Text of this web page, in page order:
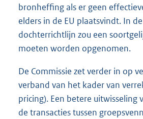
bronheffing als er geen
elders in de EU plaatsvindt. In
dochterrichtlijn zou een
moeten worden opgenomen.
De Commissie zet verder in op
verband van het kader van
pricing). Een betere uitwisseling
de transacties tussen